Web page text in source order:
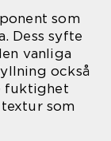
som
Dess syfte
vanliga
också
fuktighet
som